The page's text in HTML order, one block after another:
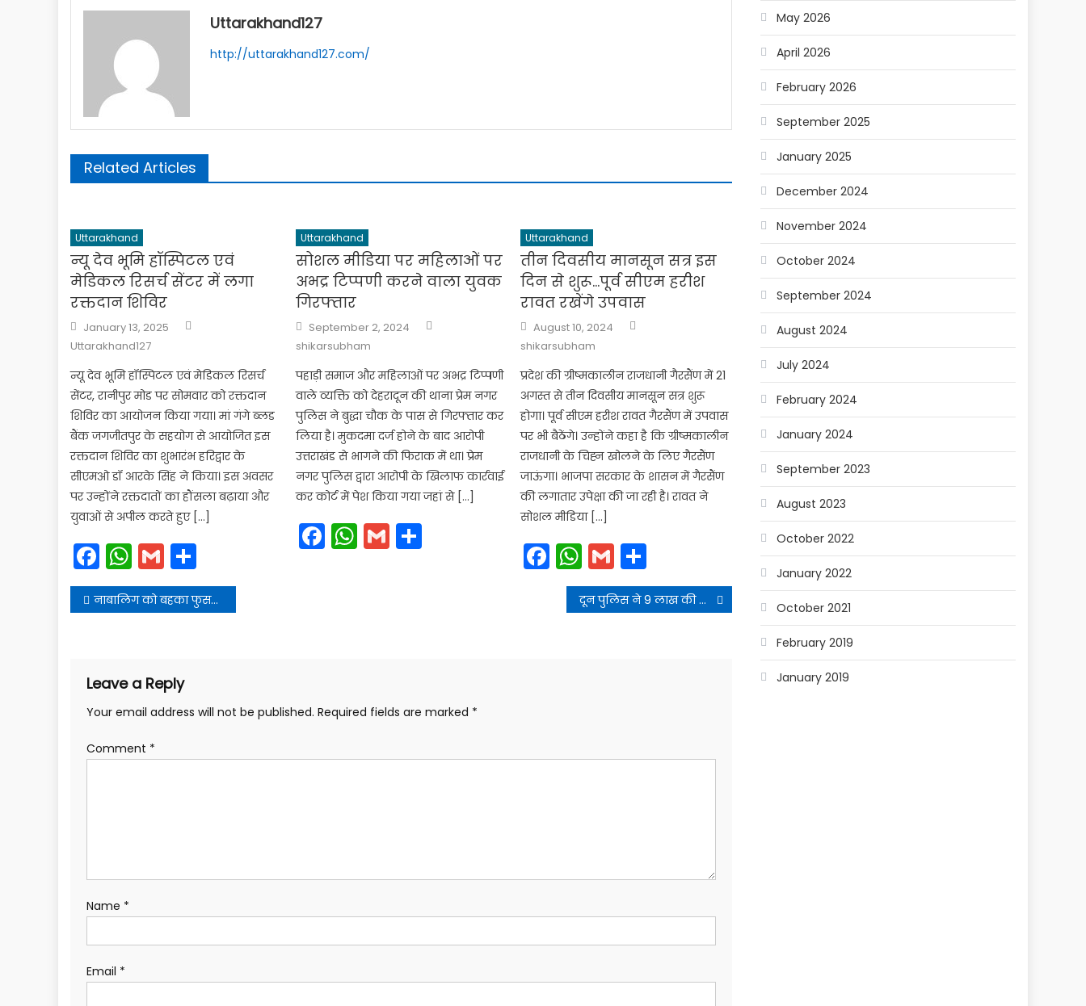
Uttarakhand127
http://uttarakhand127.com/
Related Articles
Uttarakhand
न्यू देव भूमि हॉस्पिटल एवं
मेडिकल रिसर्च सेंटर में लगा
रक्तदान शिविर
Posted
on
January 13, 2025
Uttarakhand127
न्यू देव भूमि हॉस्पिटल एवं मेडिकल रिसर्च
सेंटर, रानीपुर मोड पर सोमवार को रक्तदान
शिविर का आयोजन किया गया। मां गंगे ब्लड
बैंक जगजीतपुर के सहयोग से आयोजित इस
रक्तदान शिविर का शुभारंभ हरिद्वार के
सीएमओ डॉ आरके सिंह ने किया। इस अवसर
पर उन्होंने रक्तदातों का हौंसला बढ़ाया और
युवाओं से अपील करते हुए […]
Facebook
WhatsApp
Gmail
Uttarakhand
सोशल मीडिया पर महिलाओं पर
अभद्र टिप्पणी करने वाला युवक
गिरफ्तार
Posted
on
September 2, 2024
shikarsubham
पहाड़ी समाज और महिलाओं पर अभद्र टिप्पणी
वाले व्यक्ति को देहरादून की थाना प्रेम नगर
पुलिस ने बुद्धा चौक के पास से गिरफ्तार कर
लिया है। मुकदमा दर्ज होने के बाद आरोपी
उत्तराखंड से भागने की फिराक में था। प्रेम
नगर पुलिस द्वारा आरोपी के खिलाफ कार्रवाई
कर कोर्ट में पेश किया गया जहां से […]
Facebook
WhatsApp
GmailShare
Uttarakhand
तीन दिवसीय मानसून सत्र इस
दिन से शुरू…पूर्व सीएम हरीश
रावत रखेंगे उपवास
Posted
on
August 10, 2024
shikarsubham
प्रदेश की ग्रीष्मकालीन राजधानी गैरसैंण में 21
अगस्त से तीन दिवसीय मानसून सत्र शुरू
होगा। पूर्व सीएम हरीश रावत गैरसैंण में उपवास
पर भी बैठेंगे। उन्होंने कहा है कि ग्रीष्मकालीन
राजधानी के चिह्न खोलने के लिए गैरसैंण
जाऊंगा। भाजपा सरकार के शासन में गैरसैंण
की लगातार उपेक्षा की जा रही है। रावत ने
सोशल मीडिया […]
Facebook
WhatsApp
Gmail
Post
navigation
नाबालिग को बहका फुसलाकर ले जाने वाला गिरफ्तार दून पुलिस ने 9 लाख की स्मैक के साथ पकड़ा ड्रग पैडलर
Leave a Reply
Your email address will not be published. Required fields are marked *
Comment *
Name *
Email *
May 2026
April 2026
February 2026
September 2025
January 2025
December 2024
November 2024
October 2024
September 2024
August 2024
July 2024
February 2024
January 2024
September 2023
August 2023
October 2022
January 2022
October 2021
February 2019
January 2019